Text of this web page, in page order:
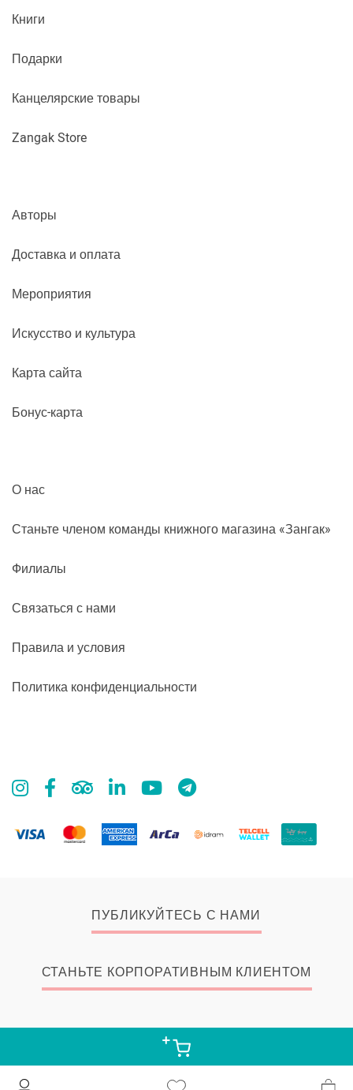
Книги
Подарки
Канцелярские товары
Zangak Store
Авторы
Доставка и оплата
Мероприятия
Искусство и культура
Карта сайта
Бонус-карта
О нас
Станьте членом команды книжного магазина «Зангак»
Филиалы
Связаться с нами
Правила и условия
Политика конфиденциальности
ПУБЛИКУЙТЕСЬ С НАМИ
СТАНЬТЕ КОРПОРАТИВНЫМ КЛИЕНТОМ
© 2026 Zangak Bookstore, all rights reserved